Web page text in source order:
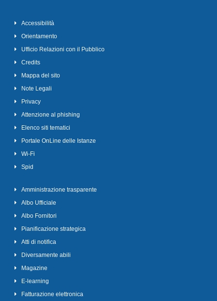
Accessibilità
Orientamento
Ufficio Relazioni con il Pubblico
Credits
Mappa del sito
Note Legali
Privacy
Attenzione al phishing
Elenco siti tematici
Portale OnLine delle Istanze
Wi-Fi
Spid
Amministrazione trasparente
Albo Ufficiale
Albo Fornitori
Pianificazione strategica
Atti di notifica
Diversamente abili
Magazine
E-learning
Fatturazione elettronica